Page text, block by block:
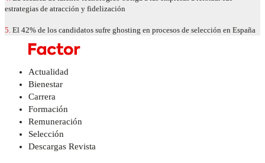
estrategias de atracción y fidelización
5. El 42% de los candidatos sufre ghosting en procesos de selección en España
Actualidad
Bienestar
Carrera
Formación
Remuneración
Selección
Descargas Revista